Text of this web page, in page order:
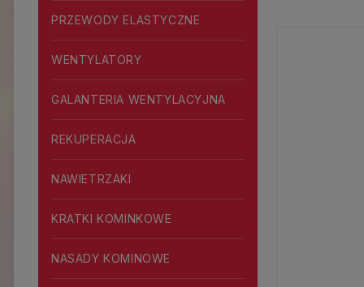
PRZEWODY ELASTYCZNE
WENTYLATORY
GALANTERIA WENTYLACYJNA
REKUPERACJA
NAWIETRZAKI
KRATKI KOMINKOWE
NASADY KOMINOWE